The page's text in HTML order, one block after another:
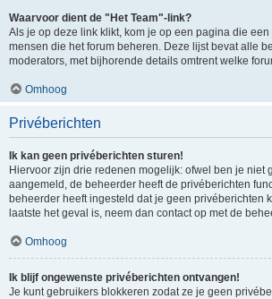
Waarvoor dient de "Het Team"-link?
Als je op deze link klikt, kom je op een pagina die
mensen die het forum beheren. Deze lijst bevat alle
moderators, met bijhorende details omtrent welke
Omhoog
Privéberichten
Ik kan geen privéberichten sturen!
Hiervoor zijn drie redenen mogelijk: ofwel ben je niet
aangemeld, de beheerder heeft de privéberichten
beheerder heeft ingesteld dat je geen privéberichten
laatste het geval is, neem dan contact op met de
Omhoog
Ik blijf ongewenste privéberichten ontvangen!
Je kunt gebruikers blokkeren zodat ze je geen